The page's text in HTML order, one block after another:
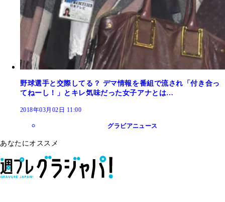
野球選手と交際してる？ デマ情報を番組で流され「付き合っ
てねーし！」とキレ気味だった女子アナとは…
2018年03月02日 11:00
グラビアニュース
あなたにオススメ